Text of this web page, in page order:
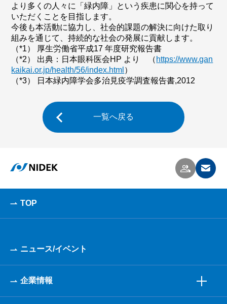
より多くの人々に「緑内障」という疾患に関心を持って
いただくことを目指します。
今後も本活動に協力し、社会的課題の解決に向けた取り
組みを通じて、持続的な社会の発展に貢献します。
（*1） 厚生労働省平成17 年度研究報告書
（*2） 出典：日本眼科医会HP より （ https://www.gan
kaikai.or.jp/health/56/index.html ）
（*3） 日本緑内障学会多治見疫学調査報告書,2012
一覧へ戻る
TOP
ニュース/イベント
企業情報